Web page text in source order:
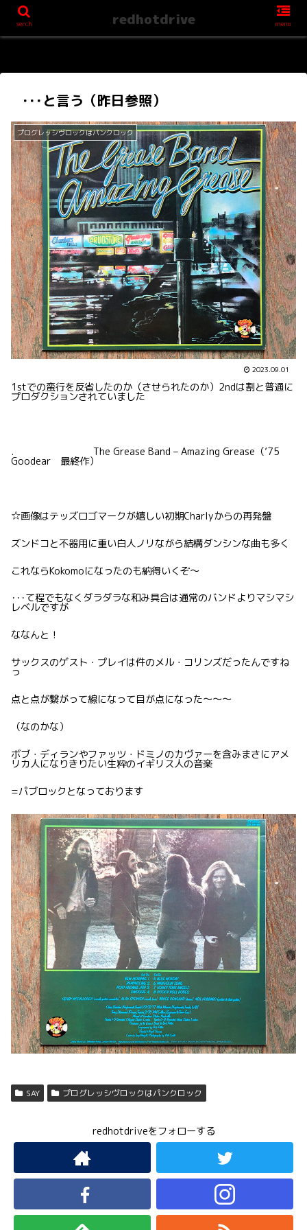
･･･と言う（昨日参照）
プログレッシヴロックはパンクロック
2023.09.01
1stでの蛮行を反省したのか（させられたのか）2ndは割と普通に
プロダクションされていました
. The Grease Band – Amazing Grease（’75
Goodear 最終作）
☆画像はテッズロゴマークが嬉しい初期Charlyからの再発盤
ズンドコと不器用に重い白人ノリながら結構ダンシンな曲も多く
これならKokomoになったのも納得いくぞ〜
･･･て程でもなくダラダラな和み具合は通常のバンドよりマシマシ
レベルですが
ななんと！
サックスのゲスト・プレイは件のメル・コリンズだったんですね
っ
点と点が繋がって線になって目が点になった〜〜〜
（なのかな）
ボブ・ディランやファッツ・ドミノのカヴァーを含みまさにアメ
リカ人になりきりたい生粋のイギリス人の音楽
=パブロックとなっております
SAY プログレッシヴロックはパンクロック
redhotdriveをフォローする
serch redhotdrive menu